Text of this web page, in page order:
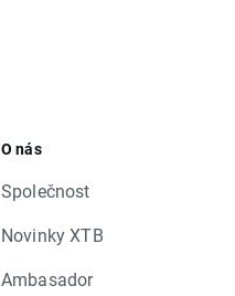
O nás
Společnost
Novinky XTB
Ambasador